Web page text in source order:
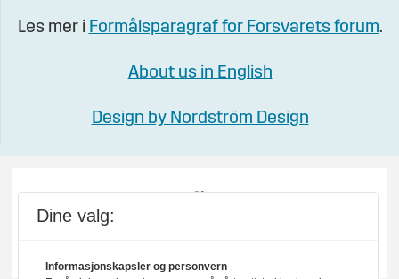
Les mer i Formålsparagraf for Forsvarets forum.
About us in English
Design by Nordström Design
Dine valg:
Informasjonskapsler og personvern